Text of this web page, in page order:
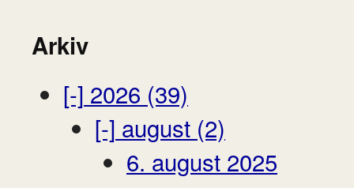
Arkiv
[-] 2026 (39)
[-] august (2)
6. august 2025